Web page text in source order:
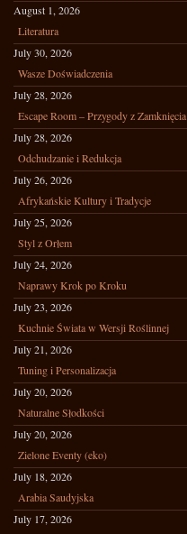
August 1, 2026
Literatura
July 30, 2026
Wasze Doświadczenia
July 28, 2026
Escape Room – Przygody z Zamknięcia
July 28, 2026
Odchudzanie i Redukcja
July 26, 2026
Afrykańskie Kultury i Tradycje
July 25, 2026
Styl z Orłem
July 24, 2026
Naprawy Krok po Kroku
July 23, 2026
Kuchnie Świata w Wersji Roślinnej
July 21, 2026
Tuning i Personalizacja
July 20, 2026
Naturalne Słodkości
July 20, 2026
Zielone Eventy (eko)
July 18, 2026
Arabia Saudyjska
July 17, 2026